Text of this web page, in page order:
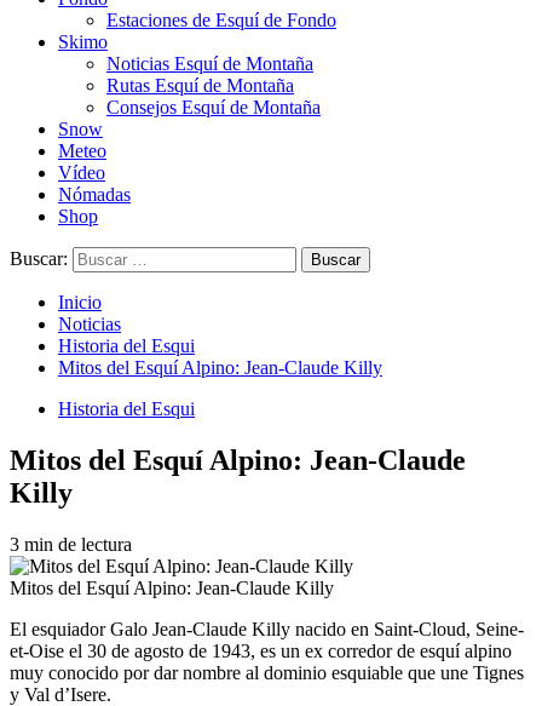
Estaciones de Esquí de Fondo
Skimo
Noticias Esquí de Montaña
Rutas Esquí de Montaña
Consejos Esquí de Montaña
Snow
Meteo
Vídeo
Nómadas
Shop
Buscar:
Inicio
Noticias
Historia del Esqui
Mitos del Esquí Alpino: Jean-Claude Killy
Historia del Esqui
Mitos del Esquí Alpino: Jean-Claude
Killy
3 min de lectura
Mitos del Esquí Alpino: Jean-Claude Killy
El esquiador Galo Jean-Claude Killy nacido en Saint-Cloud, Seine-
et-Oise el 30 de agosto de 1943, es un ex corredor de esquí alpino
muy conocido por dar nombre al dominio esquiable que une Tignes
y Val d’Isere.